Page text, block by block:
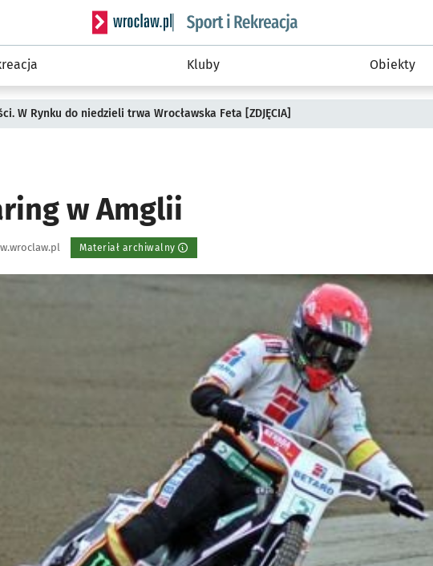
Serwis informacyjny wroclaw.pl podserwis: Sport i rekreacja
Kluby Obiekty
W Rynku do niedzieli trwa Wrocławska Feta [ZDJĘCIA]
w Amglii
Materiał archiwalny